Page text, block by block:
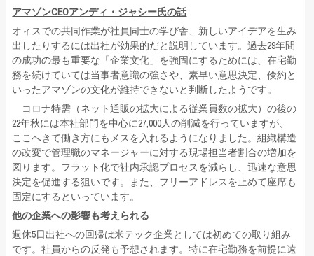
アマゾンCEOアンディ・ジャシー氏の話
オィスでの共同作業が社員同士の学び舎、新しいアイデアを生み
出したりするには出社が効果的だと説明しています。過去29年間
の成功の最も重要な「企業文化」を強固にするためには、在宅勤
務を続けていては当事者意識の強さや、素早い意思決定、倹約と
いったアマゾンの文化が維持できないと判断したようです。
コロナ特需（ネット通販の拡大による従業員数の拡大）の後の
22年秋には本社部門を中心に27,000人の削減を行っていますが、
ここへきて働き方にもメスを入れるようになりました。組織構造
の改変で管理職のマネージャーに対する現場担当者割合の増加を
図ります。フラット化で社内承認プロセスを減らし、迅速な意思
決定を促進する狙いです。また、フリーアドレスを止めて座席も
固定にするといっています。
他の企業への影響も考えられる
週休5日出社への回帰は米テック企業としては初めての取り組み
です。社員からの反発も予想されます。特に在宅勤務を前提に遠